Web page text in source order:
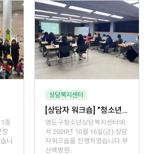
층
장
니
상담복지센터
[상담자 워크숍] "청소년기 자폐스펙트럼장애에 대한 상담적 접근"
영도구청소년상담복지센터에
서 2020년 10월 16일(금) 상담
자워크숍을 진행하였습니다.부
산백병원..